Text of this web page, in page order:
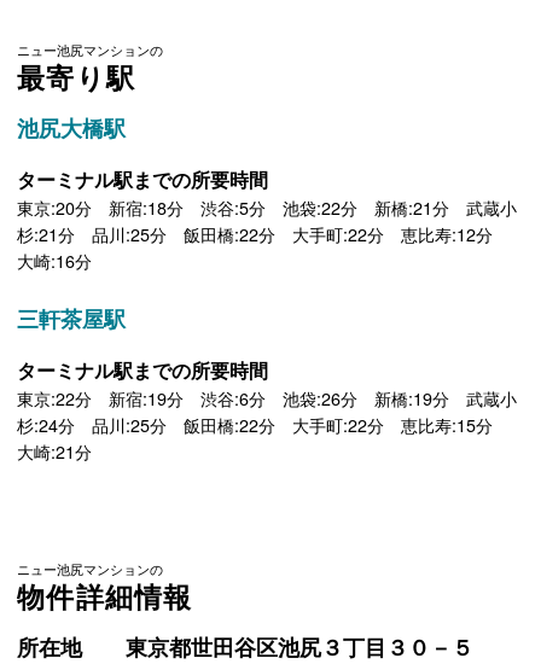
ニュー池尻マンションの
最寄り駅
池尻大橋駅
ターミナル駅までの所要時間
東京:20分 新宿:18分 渋谷:5分 池袋:22分 新橋:21分 武蔵小
杉:21分 品川:25分 飯田橋:22分 大手町:22分 恵比寿:12分
大崎:16分
三軒茶屋駅
ターミナル駅までの所要時間
東京:22分 新宿:19分 渋谷:6分 池袋:26分 新橋:19分 武蔵小
杉:24分 品川:25分 飯田橋:22分 大手町:22分 恵比寿:15分
大崎:21分
ニュー池尻マンションの
物件詳細情報
所在地
東京都世田谷区池尻３丁目３０－５